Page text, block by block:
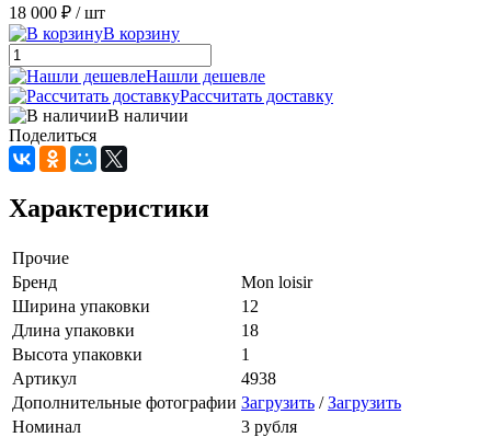
18 000 ₽ / шт
В корзину
Нашли дешевле
Рассчитать доставку
В наличии
Поделиться
Характеристики
Прочие
Бренд
Mon loisir
Ширина упаковки
12
Длина упаковки
18
Высота упаковки
1
Артикул
4938
Дополнительные фотографии Загрузить /Загрузить
Номинал
3 рубля